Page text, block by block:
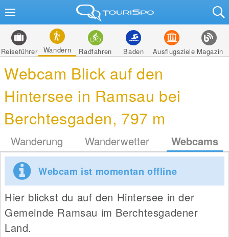
Reiseführer Wandern Radfahren Baden Ausflugsziele Magazin
Webcam Blick auf den
Hintersee in Ramsau bei
Berchtesgaden, 797 m
Wanderung Wanderwetter Webcams
Webcam ist momentan offline
Hier blickst du auf den Hintersee in der
Gemeinde Ramsau im Berchtesgadener
Land.